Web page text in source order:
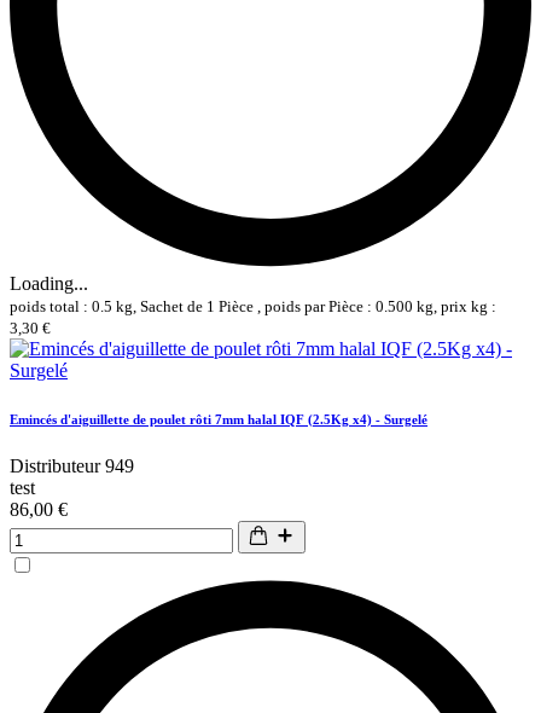
Loading...
poids total : 0.5 kg, Sachet de 1 Pièce , poids par Pièce : 0.500 kg, prix kg :
3,30 €
Emincés d'aiguillette de poulet rôti 7mm halal IQF (2.5Kg x4) - Surgelé
Distributeur 949
test
86,00 €